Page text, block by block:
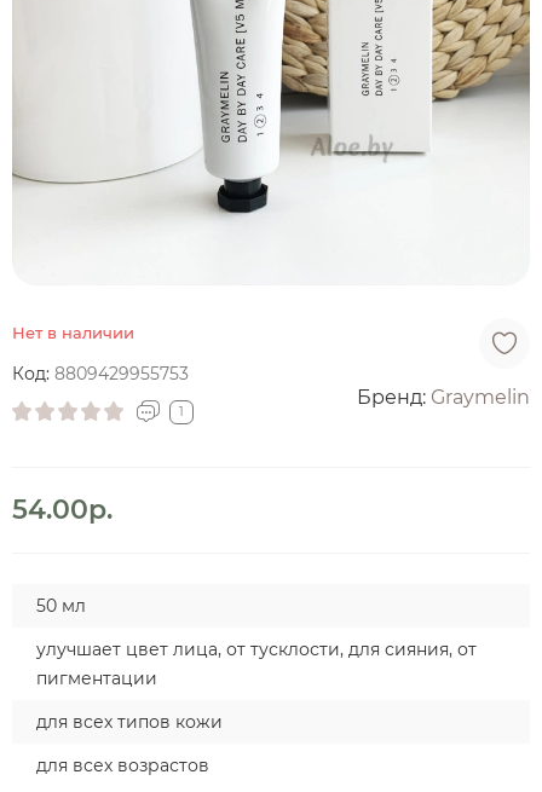
Нет в наличии
Код: 8809429955753
1
Бренд: Graymelin
54.00р.
50 мл
улучшает цвет лица, от тусклости, для сияния, от
пигментации
для всех типов кожи
для всех возрастов